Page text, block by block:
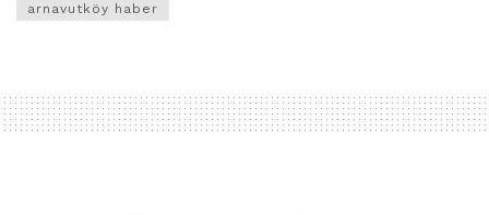
arnavutköy haber